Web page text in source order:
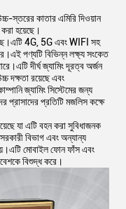
স্তরের কাতার এমিরি দিওয়ান
হয়েছে।
4G, 5G এবং WIFI সহ
পণ্যটি বিভিন্ন লক্ষ্য সংকেত
দীর্ঘ জ্যামিং দূরত্ব অর্জন
দক্ষতা রয়েছে এবং
জ্যামিং সিস্টেমের জন্য
প্রাসাদের প্রতিটি মজলিস কক্ষে
যা এটি বহন করা সুবিধাজনক
বিভাগ এবং অন্যান্য
মোবাইল ফোন ফাঁস এবং
বিশুদ্ধ করে।